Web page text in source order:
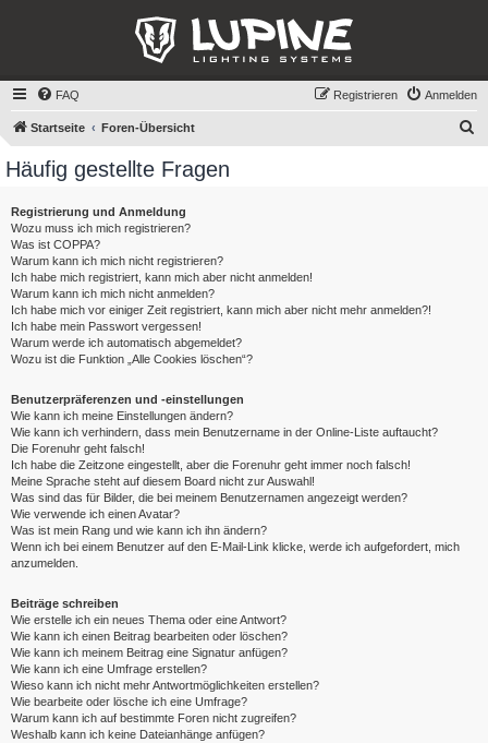
FAQ Anmelden
Registrieren
Startseite Foren-Übersicht
Häufig gestellte Fragen
Registrierung und Anmeldung
Wozu muss ich mich registrieren?
Was ist COPPA?
Warum kann ich mich nicht registrieren?
Ich habe mich registriert, kann mich aber nicht anmelden!
Warum kann ich mich nicht anmelden?
Ich habe mich vor einiger Zeit registriert, kann mich aber nicht mehr anmelden?!
Ich habe mein Passwort vergessen!
Warum werde ich automatisch abgemeldet?
Wozu ist die Funktion „Alle Cookies löschen“?
Benutzerpräferenzen und -einstellungen
Wie kann ich meine Einstellungen ändern?
Wie kann ich verhindern, dass mein Benutzername in der Online-Liste auftaucht?
Die Forenuhr geht falsch!
Ich habe die Zeitzone eingestellt, aber die Forenuhr geht immer noch falsch!
Meine Sprache steht auf diesem Board nicht zur Auswahl!
Was sind das für Bilder, die bei meinem Benutzernamen angezeigt werden?
Wie verwende ich einen Avatar?
Was ist mein Rang und wie kann ich ihn ändern?
Wenn ich bei einem Benutzer auf den E-Mail-Link klicke, werde ich aufgefordert, mich
anzumelden.
Beiträge schreiben
Wie erstelle ich ein neues Thema oder eine Antwort?
Wie kann ich einen Beitrag bearbeiten oder löschen?
Wie kann ich meinem Beitrag eine Signatur anfügen?
Wie kann ich eine Umfrage erstellen?
Wieso kann ich nicht mehr Antwortmöglichkeiten erstellen?
Wie bearbeite oder lösche ich eine Umfrage?
Warum kann ich auf bestimmte Foren nicht zugreifen?
Weshalb kann ich keine Dateianhänge anfügen?